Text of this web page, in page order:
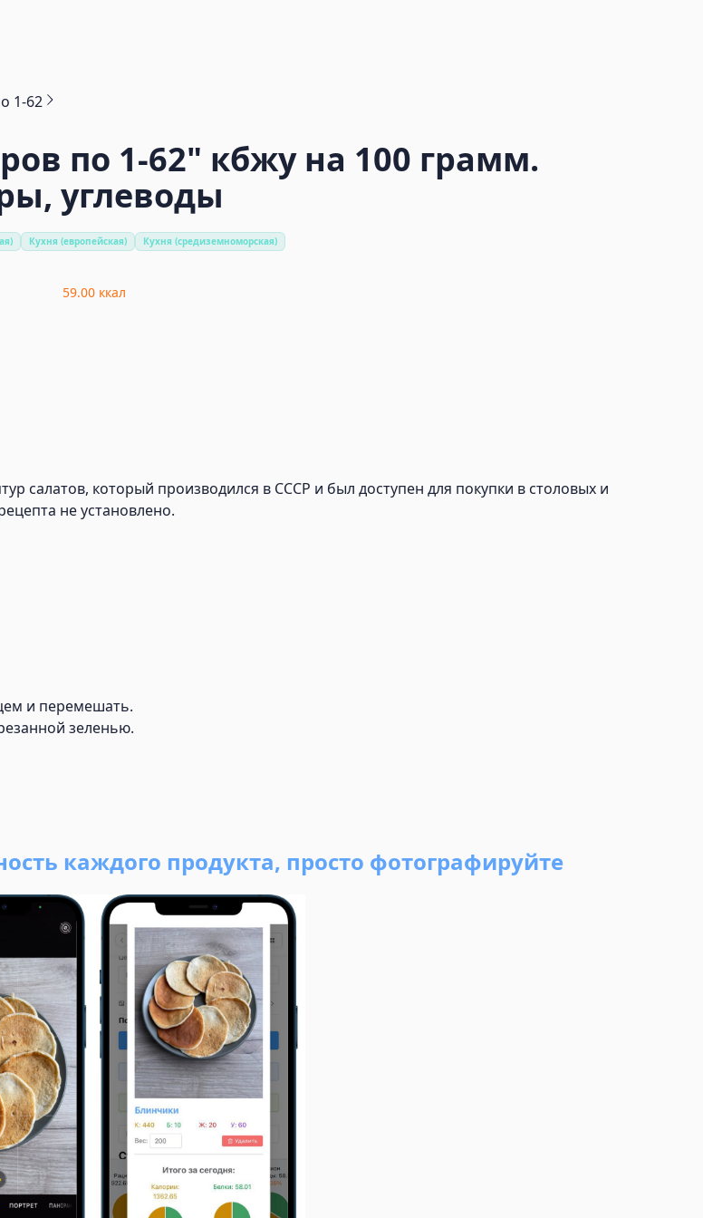
1-62
по 1-62" кбжу на 100 грамм.
углеводы
Кухня (европейская) Кухня (средиземноморская)
59.00 ккал
салатов, который производился в СССР и был доступен для покупки в столовых и
не установлено.
и перемешать.
зеленью.
каждого продукта, просто фотографируйте